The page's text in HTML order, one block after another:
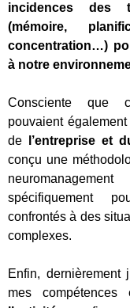
incidences des
(mémoire,
concentration…)
à notre
Consciente que
pouvaient
de
l’entreprise et
conçu une
spécifiquement
confrontés à des
complexes.
Enfin, dernièrement
mes compétences